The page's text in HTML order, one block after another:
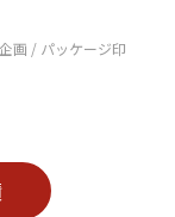
画 / パッケージ印